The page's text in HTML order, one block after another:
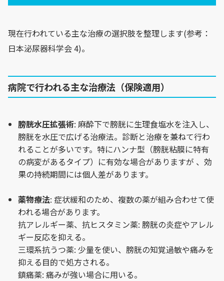
現在行われている主な治療の選択肢を整理します(参考：
日本泌尿器科学会 4)。
病院で行われる主な治療法（保険適用）
膀胱水圧拡張術: 麻酔下で膀胱に生理食塩水を注入し、
膀胱を水圧で広げる治療法。診断と治療を兼ねて行わ
れることが多いです。特にハンナ型（膀胱粘膜に特有
の病変があるタイプ）に有効な場合がありますが 、効
果の持続期間には個人差があります。
薬物療法: 症状緩和のため、複数の薬が組み合わせて使
われる場合があります。
抗アレルギー薬、抗ヒスタミン薬: 膀胱の炎症やアレル
ギー反応を抑える。
三環系抗うつ薬: 少量を使い、膀胱の知覚過敏や痛みを
抑える目的で処方される。
鎮痛薬: 痛みが強い場合に用いる。